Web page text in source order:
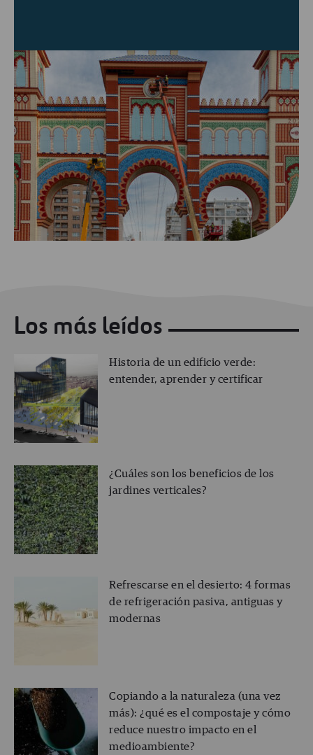
Los más leídos
Historia de un edificio verde:
entender, aprender y certificar
¿Cuáles son los beneficios de los
jardines verticales?
Refrescarse en el desierto: 4 formas
de refrigeración pasiva, antiguas y
modernas
Copiando a la naturaleza (una vez
más): ¿qué es el compostaje y cómo
reduce nuestro impacto en el
medioambiente?